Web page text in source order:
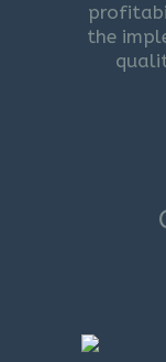
the